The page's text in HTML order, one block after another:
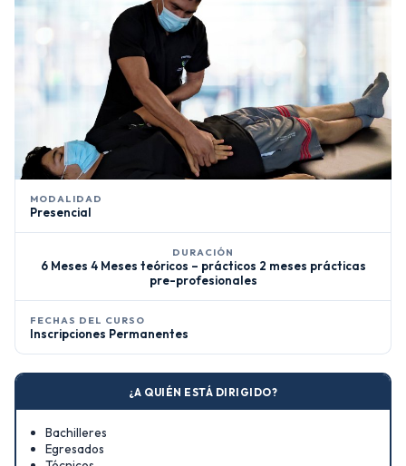
MODALIDAD
Presencial
DURACIÓN
6 Meses 4 Meses teóricos – prácticos 2 meses prácticas
pre-profesionales
FECHAS DEL CURSO
Inscripciones Permanentes
¿A QUIÉN ESTÁ DIRIGIDO?
Bachilleres
Egresados